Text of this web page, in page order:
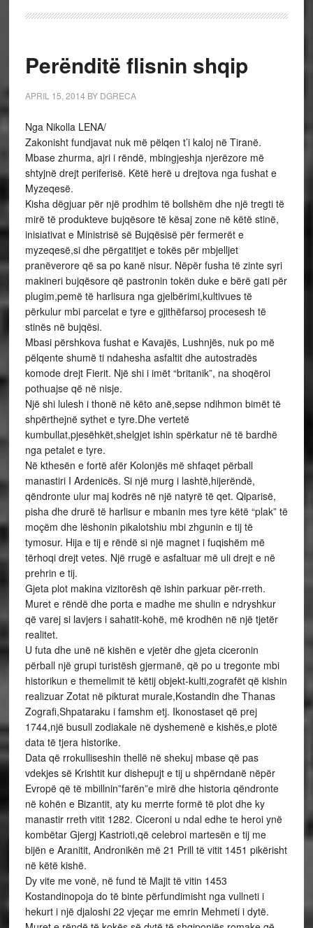
Perënditë flisnin shqip
APRIL 15, 2014 BY DGRECA
Nga Nikolla LENA/
Zakonisht fundjavat nuk më pëlqen t’i kaloj në Tiranë.
Mbase zhurma, ajri i rëndë, mbingjeshja njerëzore më
shtyjnë drejt periferisë. Këtë herë u drejtova nga fushat e
Myzeqesë.
Kisha dëgjuar për një prodhim të bollshëm dhe një tregti të
mirë të produkteve bujqësore të kësaj zone në këtë stinë,
inisiativat e Ministrisë së Bujqësisë për fermerët e
myzeqesë,si dhe përgatitjet e tokës për mbjelljet
pranëverore që sa po kanë nisur. Nëpër fusha të zinte syri
makineri bujqësore që pastronin tokën duke e bërë gati për
plugim,pemë të harlisura nga gjelbërimi,kultivues të
përkulur mbi parcelat e tyre e gjithëfarsoj procesesh të
stinës në bujqësi.
Mbasi përshkova fushat e Kavajës, Lushnjës, nuk po më
pëlqente shumë ti ndahesha asfaltit dhe autostradës
komode drejt Fierit. Një shi i imët “britanik”, na shoqëroi
pothuajse që në nisje.
Një shi lulesh i thonë në këto anë,sepse ndihmon bimët të
shpërthejnë sythet e tyre.Dhe vertetë
kumbullat,pjesëhkët,shelgjet ishin spërkatur në të bardhë
nga petalet e tyre.
Në kthesën e fortë afër Kolonjës më shfaqet përball
manastiri I Ardenicës. Si një murg i lashtë,hijerëndë,
qëndronte ulur maj kodrës në një natyrë të qet. Qiparisë,
pisha dhe drurë të harlisur e mbanin mes tyre këtë “plak” të
moçëm dhe lëshonin pikalotshiu mbi zhgunin e tij të
tymosur. Hija e tij e rëndë si një magnet i fuqishëm më
tërhoqi drejt vetes. Një rrugë e asfaltuar më uli drejt e në
prehrin e tij.
Gjeta plot makina vizitorësh që ishin parkuar për-rreth.
Muret e rëndë dhe porta e madhe me shulin e ndryshkur
që varej si lavjers i sahatit-kohë, më krodhën në një tjetër
realitet.
U futa dhe unë në kishën e vjetër dhe gjeta ciceronin
përball një grupi turistësh gjermanë, që po u tregonte mbi
historikun e themelimit të këtij objekt-kulti,zografët që kishin
realizuar Zotat në pikturat murale,Kostandin dhe Thanas
Zografi,Shpataraku i famshm etj. Ikonostaset që prej
1744,një busull zodiakale në dyshemenë e kishës,e plotë
data të tjera historike.
Data që rrokulliseshin thellë në shekuj mbase që pas
vdekjes së Krishtit kur dishepujt e tij u shpërndanë nëpër
Evropë që të mbillnin”farën”e mirë dhe historia qëndronte
në kohën e Bizantit, aty ku merrte formë të plot dhe ky
manastir rreth vitit 1282. Ciceroni u ndal edhe te heroi ynë
kombëtar Gjergj Kastrioti,që celebroi martesën e tij me
bijën e Aranitit, Andronikën më 21 Prill të vitit 1451 pikërisht
në këtë kishë.
Dy vite me vonë, në fund të Majit të vitin 1453
Kostandinopoja do të binte përfundimisht nga vullneti i
hekurt i një djaloshi 22 vjeçar me emrin Mehmeti i dytë.